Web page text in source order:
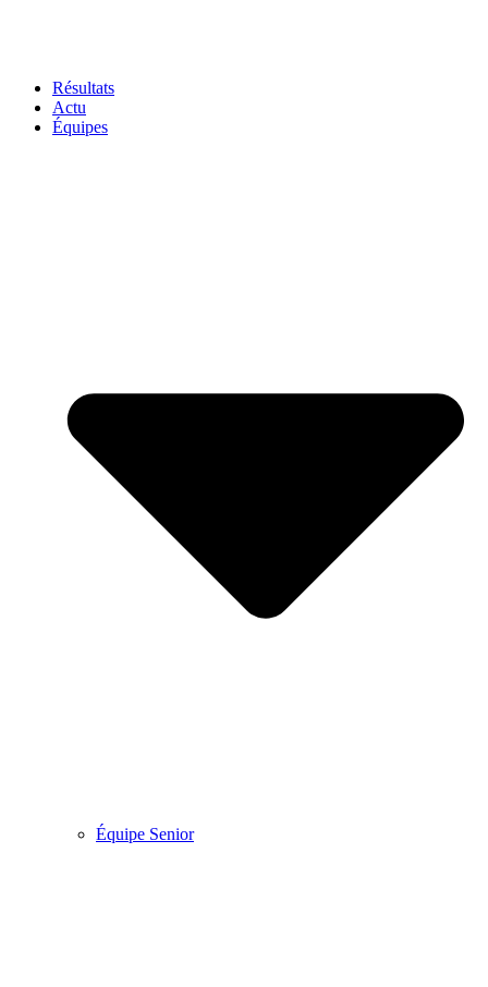
Résultats
Actu
Équipes
Équipe Senior